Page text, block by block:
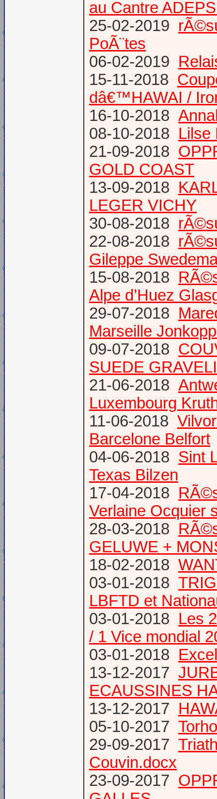
au Cantre
25-02-2019
PoÃ¨tes
06-02-2019
15-11-2018
dâ€™HAWAI /
16-10-2018
08-10-2018 Lilse
21-09-2018
GOLD COAST
13-09-2018
LEGER VICHY
30-08-2018
22-08-2018
Gileppe
15-08-2018
Alpe d’Huez
29-07-2018
Marseille
09-07-2018
SUEDE
21-06-2018
Luxembourg
11-06-2018
Barcelone Belfort
04-06-2018 Sint
Texas Bilzen
17-04-2018
Verlaine Ocquier
28-03-2018
GELUWE +
18-02-2018
03-01-2018
LBFTD et
03-01-2018 Les
/ 1 Vice mondial
03-01-2018
13-12-2017
ECAUSSINES
13-12-2017
05-10-2017
29-09-2017
Couvin.docx
23-09-2017